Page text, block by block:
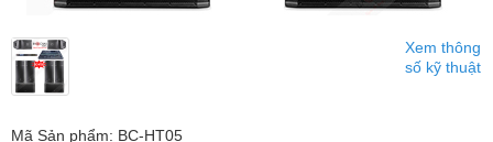
Xem thông
số kỹ thuật
Mã Sản phẩm: BC-HT05